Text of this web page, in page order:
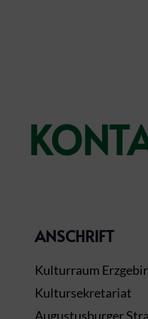
ANSCHRIFT
Kulturraum
Kultursekretariat
Augustusburger